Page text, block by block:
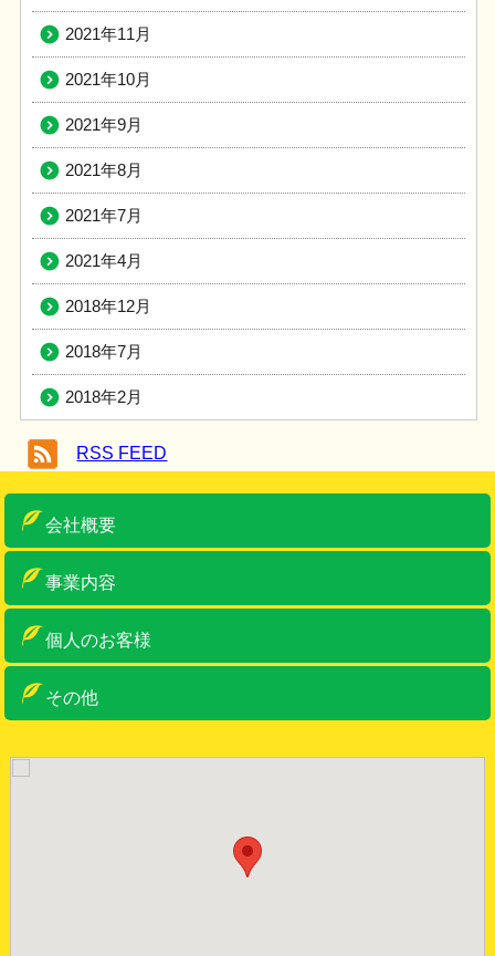
2021年11月
2021年10月
2021年9月
2021年8月
2021年7月
2021年4月
2018年12月
2018年7月
2018年2月
RSS FEED
会社概要
ご挨拶
概要
アクセス
車両・設備紹介
許可一覧
事業内容
産業廃棄物収集運搬
産業廃棄物中間処理・リサイクル
ゼロ・エミッションへの取り組み
特別管理産業廃棄物収集運搬
事務系一般産廃物
古物商・金属くず類回収業
リサイクルボックス
個人のお客様
個人のお客様
リサイクルボックス
その他